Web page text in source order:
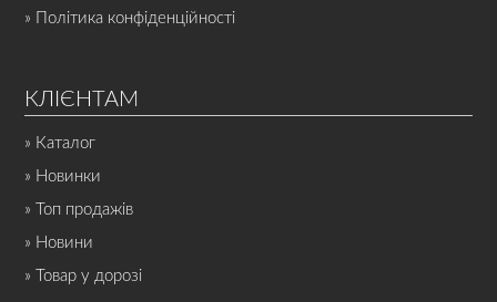
» Політика конфіденційності
КЛІЄНТАМ
» Каталог
» Новинки
» Топ продажів
» Новини
» Товар у дорозі